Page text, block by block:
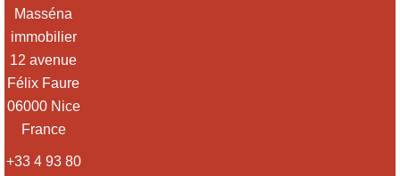
Masséna
immobilier
12 avenue
Félix Faure
06000Nice
France
+33 4 93 80